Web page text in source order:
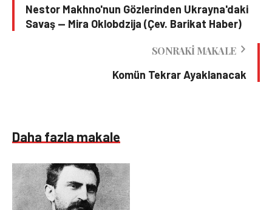
Nestor Makhno'nun Gözlerinden Ukrayna'daki
Savaş — Mira Oklobdzija (Çev. Barikat Haber)
SONRAKI MAKALE
Komün Tekrar Ayaklanacak
Daha fazla makale